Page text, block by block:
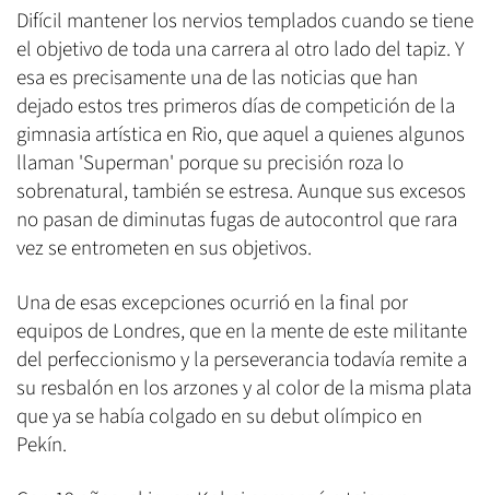
Difícil mantener los nervios templados cuando se tiene
el objetivo de toda una carrera al otro lado del tapiz. Y
esa es precisamente una de las noticias que han
dejado estos tres primeros días de competición de la
gimnasia artística en Rio, que aquel a quienes algunos
llaman 'Superman' porque su precisión roza lo
sobrenatural, también se estresa. Aunque sus excesos
no pasan de diminutas fugas de autocontrol que rara
vez se entrometen en sus objetivos.
Una de esas excepciones ocurrió en la final por
equipos de Londres, que en la mente de este militante
del perfeccionismo y la perseverancia todavía remite a
su resbalón en los arzones y al color de la misma plata
que ya se había colgado en su debut olímpico en
Pekín.